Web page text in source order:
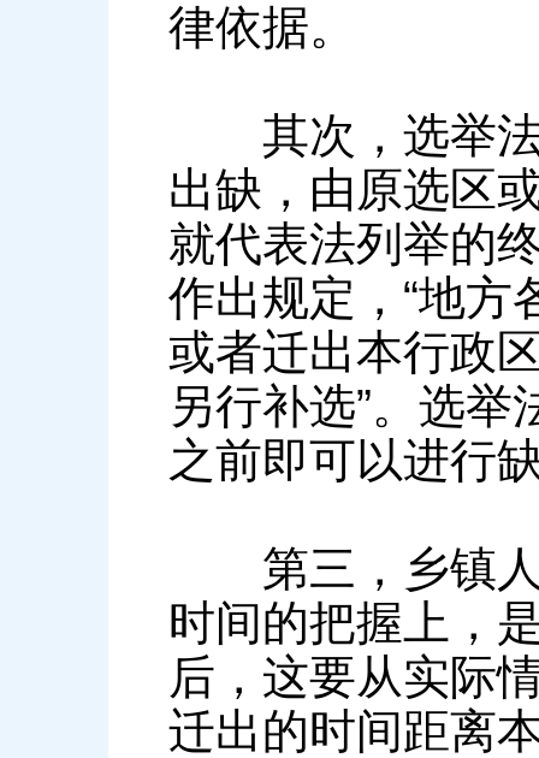
律依据。
其次，选举法
出缺，由原选区
就代表法列举的
作出规定，“地方
或者迁出本行政
另行补选”。选
之前即可以进行
第三，乡镇人
时间的把握上，
后，这要从实际
迁出的时间距离